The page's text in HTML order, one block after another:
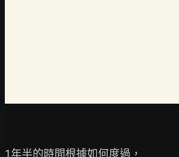
1年半的時間根據如何度過，